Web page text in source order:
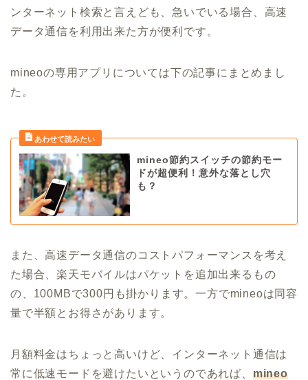
ンターネット検索と言えども、急いでいる場合、高速
データ通信を利用出来た方が便利です。
mineoの専用アプリについては下の記事にまとめまし
た。
mineo節約スイッチの節約モー
ドが超便利！意外な落とし穴
も？
また、高速データ通信のコストパフォーマンスを考え
た場合、楽天モバイルはパケットを追加出来るもの
の、100MBで300円も掛かります。一方でmineoは同容
量で半額とお得さがあります。
月額料金はちょっと高いけど、インターネット通信は
常に低速モードを避けたいというのであれば、 mineo